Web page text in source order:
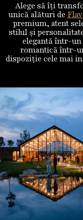
Alege să îți
unică alături de
premium, atent
stilul și
elegantă într-
romantică într-
dispoziție cele mai